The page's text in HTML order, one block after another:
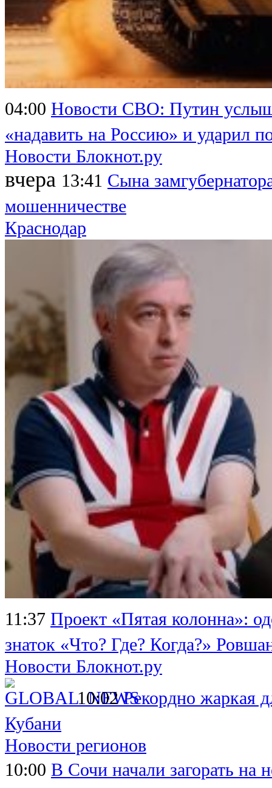
04:00 Новости СВО: Путин
«надавить на Россию» и ударил
Новости Блокнот.ру
вчера 13:41 Сына
мошенничестве
Краснодар
11:37 Проект «Пятая колонна»:
знаток «Что? Где? Когда?»
Новости Блокнот.ру
10:02 Рекордно жаркая
Кубани
Новости регионов
10:00 В Сочи начали загорать на